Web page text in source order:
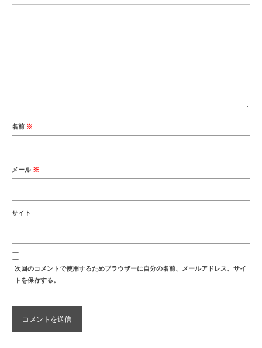
名前 ※
メール ※
サイト
次回のコメントで使用するためブラウザーに自分の名前、メールアドレス、サイ
トを保存する。